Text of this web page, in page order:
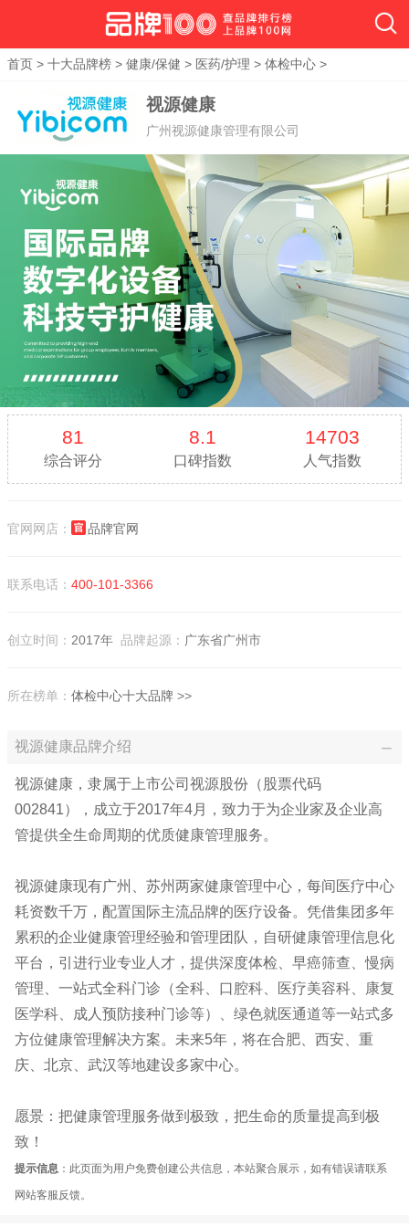
首页 > 十大品牌榜 > 健康/保健 > 医药/护理 > 体检中心 >
视源健康
广州视源健康管理有限公司
81
综合评分
8.1
口碑指数
14703
人气指数
官网网店： 品牌官网
联系电话： 400-101-3366
创立时间： 2017年 品牌起源： 广东省广州市
所在榜单： 体检中心十大品牌 >>
视源健康品牌介绍
视源健康，隶属于上市公司视源股份（股票代码
002841），成立于2017年4月，致力于为企业家及企业高
管提供全生命周期的优质健康管理服务。
视源健康现有广州、苏州两家健康管理中心，每间医疗中心
耗资数千万，配置国际主流品牌的医疗设备。凭借集团多年
累积的企业健康管理经验和管理团队，自研健康管理信息化
平台，引进行业专业人才，提供深度体检、早癌筛查、慢病
管理、一站式全科门诊（全科、口腔科、医疗美容科、康复
医学科、成人预防接种门诊等）、绿色就医通道等一站式多
方位健康管理解决方案。未来5年，将在合肥、西安、重
庆、北京、武汉等地建设多家中心。
愿景：把健康管理服务做到极致，把生命的质量提高到极
致！
提示信息 ：此页面为用户免费创建公共信息，本站聚合展示，如有错误请联系
网站客服反馈。